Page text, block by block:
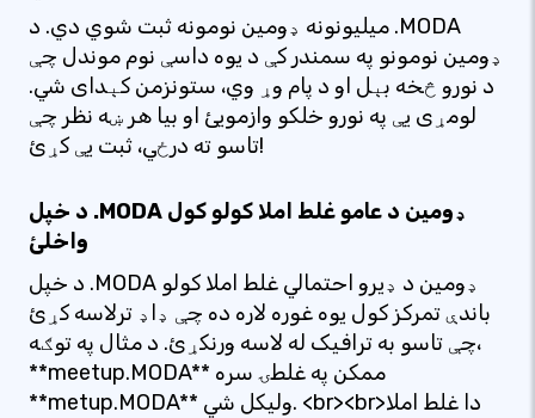
میلیونونه ډومین نومونه ثبت شوي دي. د .MODA
ډومین نومونو په سمندر کې د یوه داسې نوم موندل چې
د نورو څخه بېل او د پام وړ وي، ستونزمن کېدای شي.
لومړی یې په نورو خلکو وازمویئ او بیا هر ښه نظر چې
تاسو ته درځي، ثبت یې کړئ!
د خپل .MODA ډومین د عامو غلط املا کولو کول
واخلئ
د خپل .MODA ډومین د ډیرو احتمالي غلط املا کولو
باندې تمرکز کول یوه غوره لاره ده چې ډاډ ترلاسه کړئ
چې تاسو به ترافیک له لاسه ورنکړئ. د مثال په توګه،
**meetup.MODA** ممکن په غلطۍ سره
**metup.MODA** ولیکل شي. <br><br>دا غلط املا